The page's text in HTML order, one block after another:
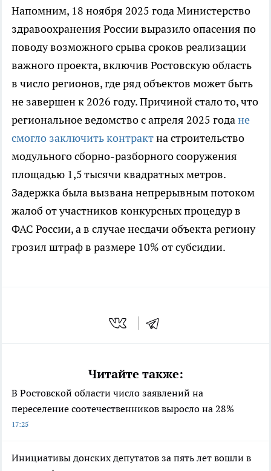
Напомним, 18 ноября 2025 года Министерство
здравоохранения России выразило опасения по
поводу возможного срыва сроков реализации
важного проекта, включив Ростовскую область
в число регионов, где ряд объектов может быть
не завершен к 2026 году. Причиной стало то, что
региональное ведомство с апреля 2025 годане
смогло заключить контрактна строительство
модульного сборно-разборного сооружения
площадью 1,5 тысячи квадратных метров.
Задержка была вызвана непрерывным потоком
жалоб от участников конкурсных процедур в
ФАС России, а в случае несдачи объекта региону
грозил штраф в размере 10% от субсидии.
Читайте также:
В Ростовской области число заявлений на
переселение соотечественников выросло на 28%
17:25
Инициативы донских депутатов за пять лет вошли в